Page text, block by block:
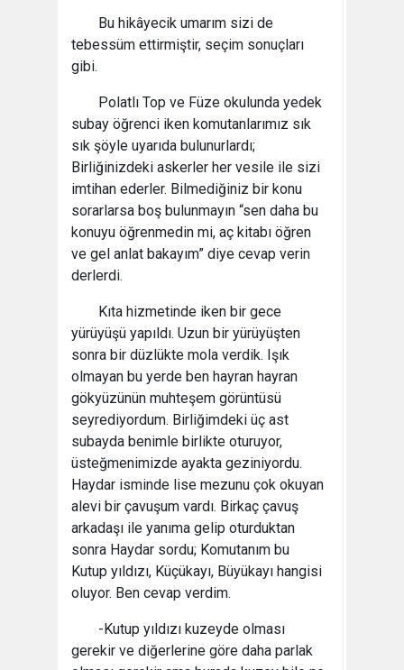
Bu hikâyecik umarım sizi de
tebessüm ettirmiştir, seçim sonuçları
gibi.
Polatlı Top ve Füze okulunda yedek
subay öğrenci iken komutanlarımız sık
sık şöyle uyarıda bulunurlardı;
Birliğinizdeki askerler her vesile ile sizi
imtihan ederler. Bilmediğiniz bir konu
sorarlarsa boş bulunmayın “sen daha bu
konuyu öğrenmedin mi, aç kitabı öğren
ve gel anlat bakayım” diye cevap verin
derlerdi.
Kıta hizmetinde iken bir gece
yürüyüşü yapıldı. Uzun bir yürüyüşten
sonra bir düzlükte mola verdik. Işık
olmayan bu yerde ben hayran hayran
gökyüzünün muhteşem görüntüsü
seyrediyordum. Birliğimdeki üç ast
subayda benimle birlikte oturuyor,
üsteğmenimizde ayakta geziniyordu.
Haydar isminde lise mezunu çok okuyan
alevi bir çavuşum vardı. Birkaç çavuş
arkadaşı ile yanıma gelip oturduktan
sonra Haydar sordu; Komutanım bu
Kutup yıldızı, Küçükayı, Büyükayı hangisi
oluyor. Ben cevap verdim.
-Kutup yıldızı kuzeyde olması
gerekir ve diğerlerine göre daha parlak